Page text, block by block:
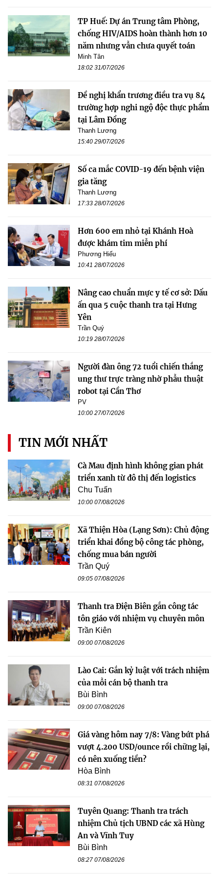
TP Huế: Dự án Trung tâm Phòng,
chống HIV/AIDS hoàn thành hơn 10
năm nhưng vẫn chưa quyết toán
Minh Tân
18:02 31/07/2026
Đề nghị khẩn trương điều tra vụ 84
trường hợp nghi ngộ độc thực phẩm
tại Lâm Đồng
Thanh Lương
15:40 29/07/2026
Số ca mắc COVID-19 đến bệnh viện
gia tăng
Thanh Lương
17:33 28/07/2026
Hơn 600 em nhỏ tại Khánh Hoà
được khám tim miễn phí
Phương Hiếu
10:41 28/07/2026
Nâng cao chuẩn mực y tế cơ sở: Dấu
ấn qua 5 cuộc thanh tra tại Hưng
Yên
Trần Quý
10:19 28/07/2026
Người đàn ông 72 tuổi chiến thắng
ung thư trực tràng nhờ phẫu thuật
robot tại Cần Thơ
PV
10:00 27/07/2026
TIN MỚI NHẤT
Cà Mau định hình không gian phát
triển xanh từ đô thị đến logistics
Chu Tuấn
10:00 07/08/2026
Xã Thiện Hòa (Lạng Sơn): Chủ động
triển khai đồng bộ công tác phòng,
chống mua bán người
Trần Quý
09:05 07/08/2026
Thanh tra Điện Biên gắn công tác
tôn giáo với nhiệm vụ chuyên môn
Trần Kiên
09:00 07/08/2026
Lào Cai: Gắn kỷ luật với trách nhiệm
của mỗi cán bộ thanh tra
Bùi Bình
09:00 07/08/2026
Giá vàng hôm nay 7/8: Vàng bứt phá
vượt 4.200 USD/ounce rồi chững lại,
có nên xuống tiền?
Hòa Bình
08:31 07/08/2026
Tuyên Quang: Thanh tra trách
nhiệm Chủ tịch UBND các xã Hùng
An và Vĩnh Tuy
Bùi Bình
08:27 07/08/2026